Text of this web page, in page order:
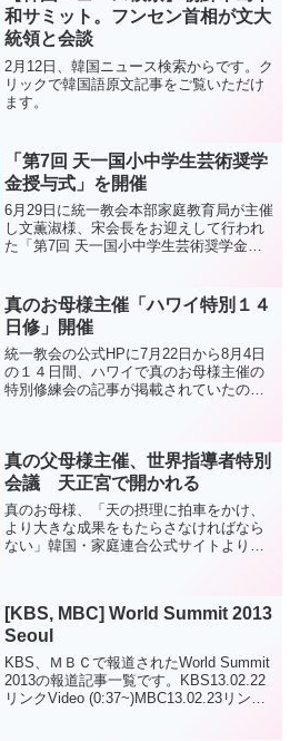
和サミット。フンセン首相が文大
統領と会談
2月12日、韓国ニュース検索からです。ク
リックで韓国語原文記事をご覧いただけ
ます。
「第7回 天一国小中学生芸術奨学
金授与式」を開催
6月29日に統一教会本部家庭教育局が主催
し文薫淑様、宋会長をお迎えして行われ
た「第7回 天一国小中学生芸術奨学金授
す。是非 ご覧下さい。＿＿＿＿＿＿＿
＿＿＿＿＿＿＿＿＿...
真のお母様主催「ハワイ特別１４
日修」開催
統一教会の公式HPに7月22日から8月4日
の１４日間、ハワイで真のお母様主催の
特別修練会の記事が掲載されていたので
から8月4日の2週間...
真の父母様主催、世界指導者特別
会議 天正宮で開かれる
真のお母様、「天の摂理に拍車をかけ、
より大きな成果をもたらさなければなら
ない」韓国・家庭連合公式サイトより真
300人余...
[KBS, MBC] World Summit 2013
Seoul
KBS、ＭＢＣで報道されたWorld Summit
2013の報道記事一覧です。KBS13.02.22
リンクVideo (0:37~)MBC13.02.23リンク